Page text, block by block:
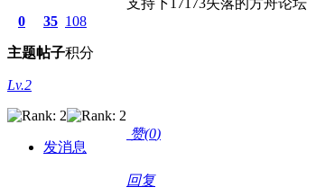
0
主题
35
帖子
108
积分
Lv.2
发消息
赞(0)
回复